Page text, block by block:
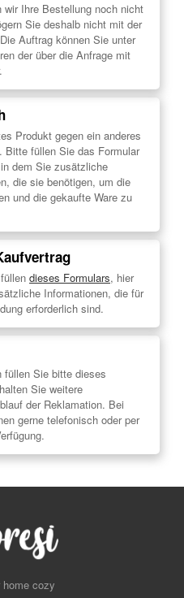
Ihre Bestellung noch nicht
Sie deshalb nicht mit der
Auftrag können Sie unter
der über die Anfrage mit
.
Produkt gegen ein anderes
Bitte füllen Sie das Formular
in dem Sie zusätzliche
die sie benötigen, um die
und die gekaufte Ware zu
dieses Formulars, hier
Informationen, die für
erforderlich sind.
füllen Sie bitte dieses
Sie weitere
der Reklamation. Bei
gerne telefonisch oder per
cozy